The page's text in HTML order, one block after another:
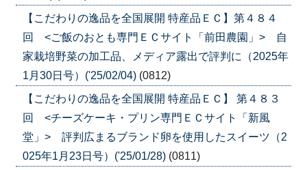
【こだわりの逸品を全国展開 特産品ＥＣ】第４８４
回 <ご飯のおとも専門ＥＣサイト「前田農園」> 自
家栽培野菜の加工品、メディア露出で評判に（2025年
1月30日号）('25/02/04) (0812)
【こだわりの逸品を全国展開 特産品ＥＣ】 第４８３
回 <チーズケーキ・プリン専門ＥＣサイト「新風
堂」> 評判広まるブランド卵を使用したスイーツ（2
025年1月23日号）('25/01/28) (0811)